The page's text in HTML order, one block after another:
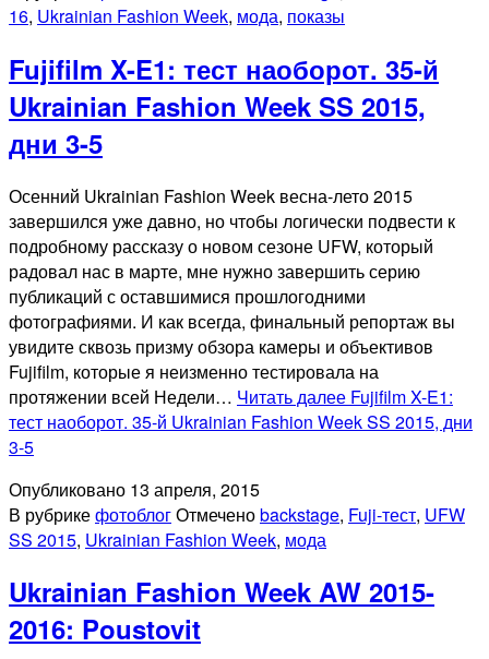
16, Ukrainian Fashion Week, мода, показы
Fujifilm X-E1: тест наоборот. 35-й
Ukrainian Fashion Week SS 2015,
дни 3-5
Осенний Ukrainian Fashion Week весна-лето 2015
завершился уже давно, но чтобы логически подвести к
подробному рассказу о новом сезоне UFW, который
радовал нас в марте, мне нужно завершить серию
публикаций с оставшимися прошлогодними
фотографиями. И как всегда, финальный репортаж вы
увидите сквозь призму обзора камеры и объективов
Fujifilm, которые я неизменно тестировала на
протяжении всей Недели… Читать далее Fujifilm X-E1:
тест наоборот. 35-й Ukrainian Fashion Week SS 2015, дни
3-5
Опубликовано 13 апреля, 2015
В рубрикефотоблогОтмеченоbackstage, Fuji-тест, UFW
SS 2015, Ukrainian Fashion Week, мода
Ukrainian Fashion Week AW 2015-
2016: Poustovit